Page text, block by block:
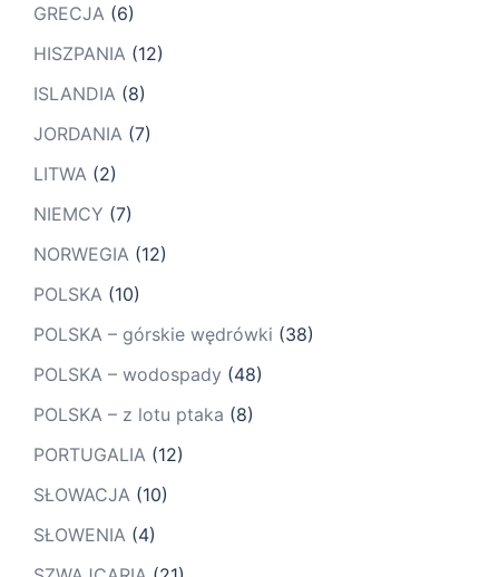
GRECJA (6)
HISZPANIA (12)
ISLANDIA (8)
JORDANIA (7)
LITWA (2)
NIEMCY (7)
NORWEGIA (12)
POLSKA (10)
POLSKA – górskie wędrówki (38)
POLSKA – wodospady (48)
POLSKA – z lotu ptaka (8)
PORTUGALIA (12)
SŁOWACJA (10)
SŁOWENIA (4)